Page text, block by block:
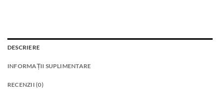
DESCRIERE
INFORMAȚII SUPLIMENTARE
RECENZII (0)